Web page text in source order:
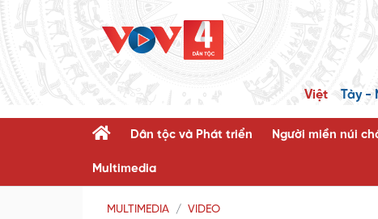
Việt Tày -
Dân tộc và Phát triển Người miền núi
Multimedia
MULTIMEDIA VIDEO